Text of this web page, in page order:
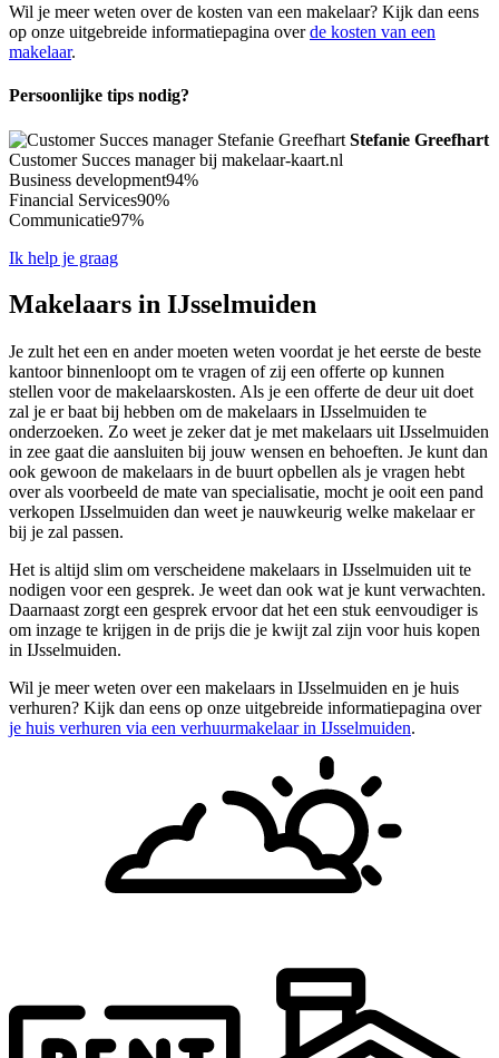
Wil je meer weten over de kosten van een makelaar? Kijk dan eens
op onze uitgebreide informatiepagina overde kosten van een
makelaar.
Persoonlijke tips nodig?
Stefanie Greefhart
Customer Succes manager bij makelaar-kaart.nl
Business development94%
Financial Services90%
Communicatie97%
Ik help je graag
Makelaars in IJsselmuiden
Je zult het een en ander moeten weten voordat je het eerste de beste
kantoor binnenloopt om te vragen of zij een offerte op kunnen
stellen voor de makelaarskosten. Als je een offerte de deur uit doet
zal je er baat bij hebben om de makelaars in IJsselmuiden te
onderzoeken. Zo weet je zeker dat je met makelaars uit IJsselmuiden
in zee gaat die aansluiten bij jouw wensen en behoeften. Je kunt dan
ook gewoon de makelaars in de buurt opbellen als je vragen hebt
over als voorbeeld de mate van specialisatie, mocht je ooit een pand
verkopen IJsselmuiden dan weet je nauwkeurig welke makelaar er
bij je zal passen.
Het is altijd slim om verscheidene makelaars in IJsselmuiden uit te
nodigen voor een gesprek. Je weet dan ook wat je kunt verwachten.
Daarnaast zorgt een gesprek ervoor dat het een stuk eenvoudiger is
om inzage te krijgen in de prijs die je kwijt zal zijn voor huis kopen
in IJsselmuiden.
Wil je meer weten over een makelaars in IJsselmuiden en je huis
verhuren? Kijk dan eens op onze uitgebreide informatiepagina over
je huis verhuren via een verhuurmakelaar in IJsselmuiden.